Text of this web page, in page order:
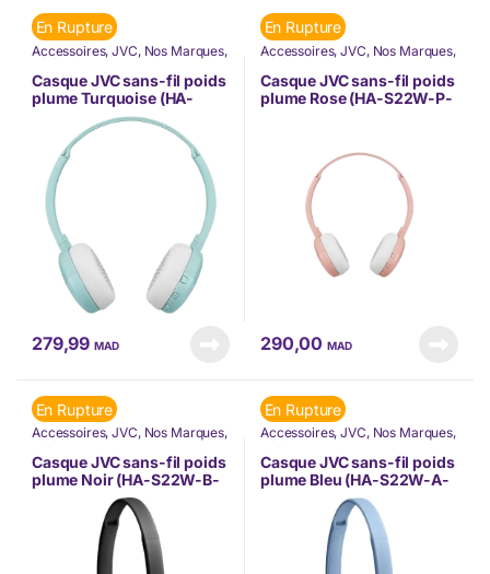
En Rupture
Accessoires,JVC, Nos Marques,
Téléphonie & Tablette
Casque JVC sans-fil poids
plume Turquoise (HA-
S22W-Z-U)
279,99MAD
En Rupture
Accessoires,JVC, Nos Marques,
Téléphonie & Tablette
Casque JVC sans-fil poids
plume Rose (HA-S22W-P-
290,00MAD
En Rupture
Accessoires,JVC, Nos Marques,
Téléphonie & Tablette
Casque JVC sans-fil poids
plume Noir (HA-S22W-B-
En Rupture
Accessoires,JVC, Nos Marques,
Téléphonie & Tablette
Casque JVC sans-fil poids
plume Bleu (HA-S22W-A-